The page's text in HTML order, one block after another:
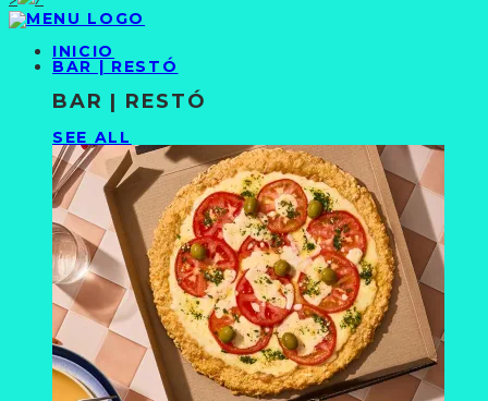
INICIO
BAR | RESTÓ
BAR | RESTÓ
SEE ALL